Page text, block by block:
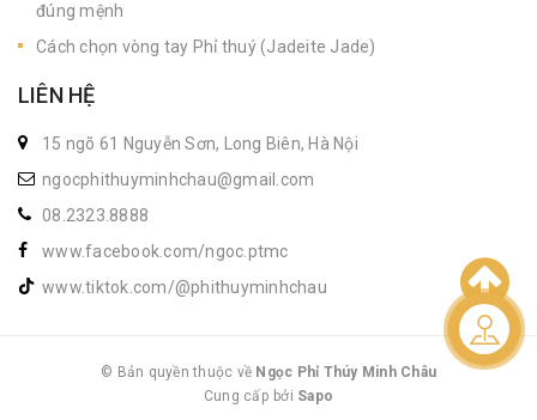
đúng mệnh
Cách chọn vòng tay Phỉ thuý (Jadeite Jade)
LIÊN HỆ
15 ngõ 61 Nguyễn Sơn, Long Biên, Hà Nội
ngocphithuyminhchau@gmail.com
08.2323.8888
www.facebook.com/ngoc.ptmc
www.tiktok.com/@phithuyminhchau
© Bản quyền thuộc về Ngọc Phỉ Thúy Minh Châu
|
Cung cấp bởi Sapo
Liên hệ